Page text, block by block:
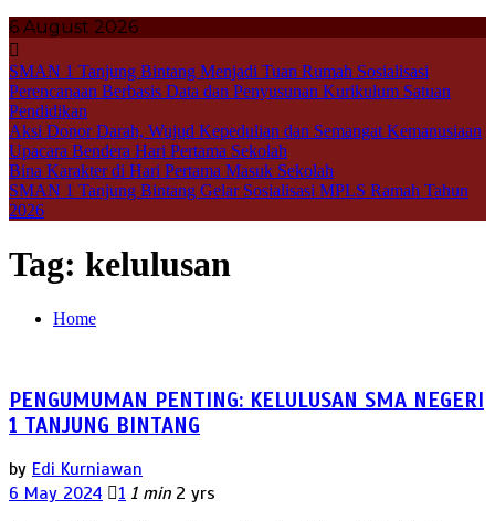
6 August 2026
SMAN 1 Tanjung Bintang Menjadi Tuan Rumah Sosialisasi
Perencanaan Berbasis Data dan Penyusunan Kurikulum Satuan
Pendidikan
Aksi Donor Darah, Wujud Kepedulian dan Semangat Kemanusiaan
Upacara Bendera Hari Pertama Sekolah
Bina Karakter di Hari Pertama Masuk Sekolah
SMAN 1 Tanjung Bintang Gelar Sosialisasi MPLS Ramah Tahun
2026
Tag: kelulusan
Home
PENGUMUMAN PENTING: KELULUSAN SMA NEGERI
1 TANJUNG BINTANG
by Edi Kurniawan
6 May 2024
1 1 min 2 yrs